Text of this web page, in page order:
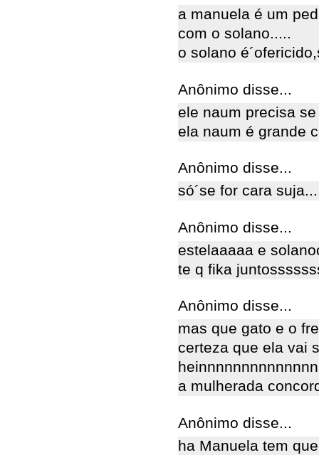
a manuela é um
com o solano.....
o solano
Anônimo disse...
ele naum precisa
ela naum é grande
Anônimo disse...
só´se for cara
Anônimo disse...
estelaaaaa e
te q fika
Anônimo disse...
mas que gato e o
certeza que ela vai
a mulherada
Anônimo disse...
ha Manuela tem